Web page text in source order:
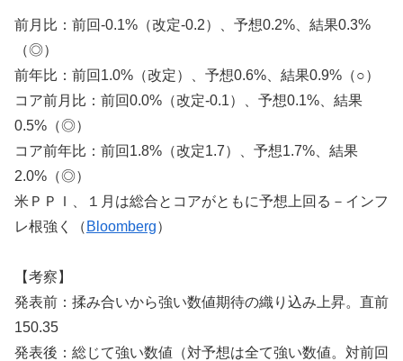
前月比：前回-0.1%（改定-0.2）、予想0.2%、結果0.3%
（◎）
前年比：前回1.0%（改定）、予想0.6%、結果0.9%（○）
コア前月比：前回0.0%（改定-0.1）、予想0.1%、結果
0.5%（◎）
コア前年比：前回1.8%（改定1.7）、予想1.7%、結果
2.0%（◎）
米ＰＰＩ、１月は総合とコアがともに予想上回る－インフ
レ根強く（ Bloomberg）
【考察】
発表前：揉み合いから強い数値期待の織り込み上昇。直前
150.35
発表後：総じて強い数値（対予想は全て強い数値。対前回